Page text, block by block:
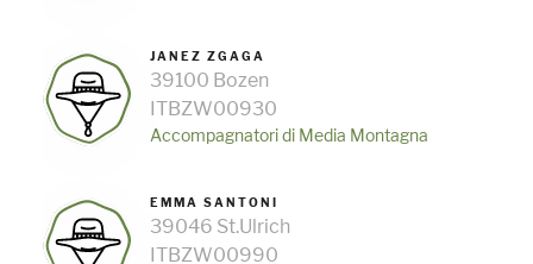
JANEZ ZGAGA
39100 Bozen
ITBZW00930
Accompagnatori di Media Montagna
EMMA SANTONI
39046 St.Ulrich
ITBZW00990